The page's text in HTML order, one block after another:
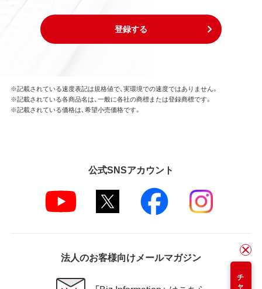
登録する
※記載されている速度表記は規格値で、実環境での速度ではありません。
※記載されている各商品名は、一般に各社の商標または登録商標です。
※記載されている価格は、希望小売価格です。
公式SNSアカウント
法人のお客様向けメールマガジン